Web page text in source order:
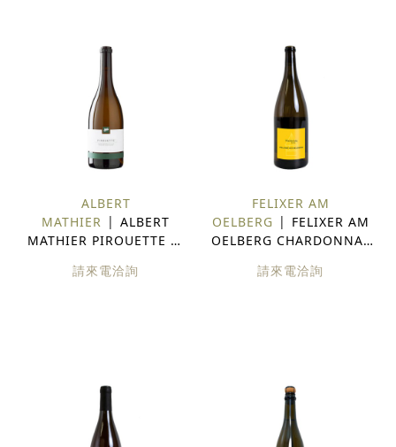
ALBERT
MATHIER
ALBERT
MATHIER PIROUETTE 瑞
請來電洽詢
FELIXER AM
OELBERG
FELIXER AM
OELBERG CHARDONNAY
請來電洽詢